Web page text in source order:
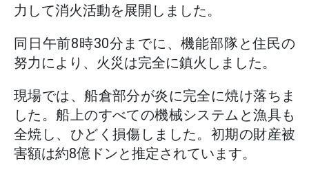
力して消火活動を展開しました。
同日午前8時30分までに、機能部隊と住民の
努力により、火災は完全に鎮火しました。
現場では、船倉部分が炎に完全に焼け落ちま
した。船上のすべての機械システムと漁具も
全焼し、ひどく損傷しました。初期の財産被
害額は約8億ドンと推定されています。